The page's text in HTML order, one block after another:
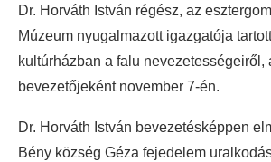
Dr. Horváth István régész, az
Múzeum nyugalmazott igazgatója
kultúrházban a falu nevezetességeiről,
bevezetőjeként november 7-én.
Dr. Horváth István bevezetésképpen
Bény község Géza fejedelem